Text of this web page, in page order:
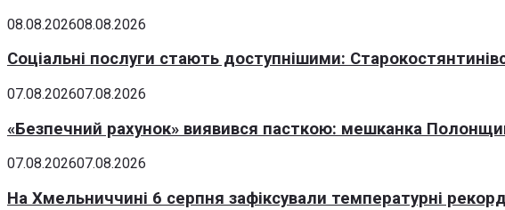
08.08.202608.08.2026
Соціальні послуги стають доступнішими:
07.08.202607.08.2026
«Безпечний рахунок» виявився пасткою: мешканка
07.08.202607.08.2026
На Хмельниччині 6 серпня зафіксували температурні